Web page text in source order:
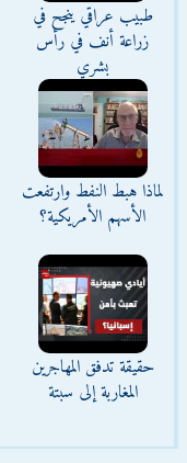
طبيب عراقي ينجح في
زراعة أنف في رأس
بشري
لماذا هبط النفط وارتفعت
الأسهم الأمريكية؟
حقيقة تدفق المهاجرين
المغاربة إلى سبتة